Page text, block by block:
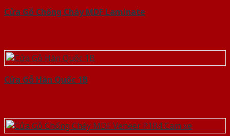
Cửa Gỗ Chống Cháy MDF Laminate
Cửa Gỗ Hàn Quốc 1B